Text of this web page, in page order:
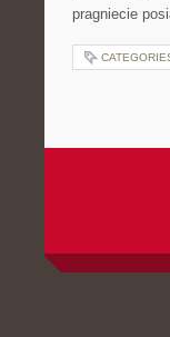
pragniecie